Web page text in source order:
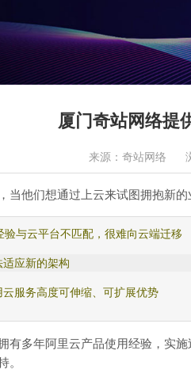
厦门奇站网络提
来源：奇站网络
们想通过上云来试图拥抱新的
验与云平台不匹配，很难向云端迁移
适应新的架构
服务高度可伸缩、可扩展优势
多年阿里云产品使用经验，实施
。